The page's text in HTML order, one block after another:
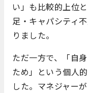
い」も比較的上位
足・キャパシティ
りました。
ただ一方で、「自
ため」という個人
した。マネジャー